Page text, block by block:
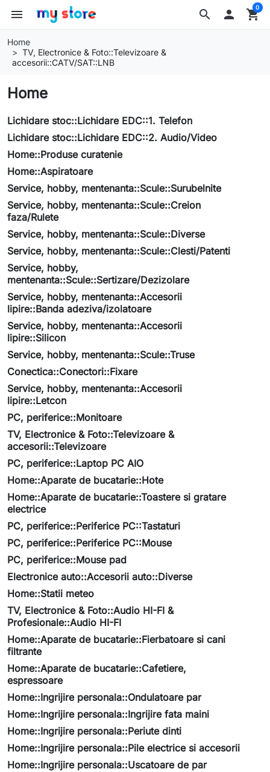
search
menu  shopping_cart
0
Home
TV, Electronice & Foto::Televizoare &
accesorii::CATV/SAT::LNB
Home
Lichidare stoc::Lichidare EDC::1. Telefon
Lichidare stoc::Lichidare EDC::2. Audio/Video
Home::Produse curatenie
Home::Aspiratoare
Service, hobby, mentenanta::Scule::Surubelnite
Service, hobby, mentenanta::Scule::Creion
faza/Rulete
Service, hobby, mentenanta::Scule::Diverse
Service, hobby, mentenanta::Scule::Clesti/Patenti
Service, hobby,
mentenanta::Scule::Sertizare/Dezizolare
Service, hobby, mentenanta::Accesorii
lipire::Banda adeziva/izolatoare
Service, hobby, mentenanta::Accesorii
lipire::Silicon
Service, hobby, mentenanta::Scule::Truse
Conectica::Conectori::Fixare
Service, hobby, mentenanta::Accesorii
lipire::Letcon
PC, periferice::Monitoare
TV, Electronice & Foto::Televizoare &
accesorii::Televizoare
PC, periferice::Laptop PC AIO
Home::Aparate de bucatarie::Hote
Home::Aparate de bucatarie::Toastere si gratare
electrice
PC, periferice::Periferice PC::Tastaturi
PC, periferice::Periferice PC::Mouse
PC, periferice::Mouse pad
Electronice auto::Accesorii auto::Diverse
Home::Statii meteo
TV, Electronice & Foto::Audio HI-FI &
Profesionale::Audio HI-FI
Home::Aparate de bucatarie::Fierbatoare si cani
filtrante
Home::Aparate de bucatarie::Cafetiere,
espressoare
Home::Ingrijire personala::Ondulatoare par
Home::Ingrijire personala::Ingrijire fata maini
Home::Ingrijire personala::Periute dinti
Home::Ingrijire personala::Pile electrice si accesorii
Home::Ingrijire personala::Uscatoare de par